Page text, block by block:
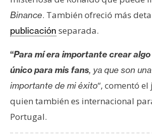
Binance. También ofreció más
publicación separada.
“Para mí era importante crear
único para mis fans, ya que son
importante de mi éxito“, comentó
quien también es internacional
Portugal.